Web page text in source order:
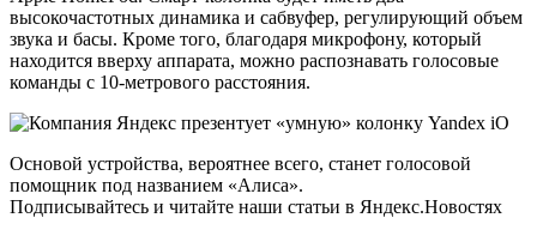
высокочастотных динамика и сабвуфер, регулирующий объем
звука и басы. Кроме того, благодаря микрофону, который
находится вверху аппарата, можно распознавать голосовые
команды с 10-метрового расстояния.
Основой устройства, вероятнее всего, станет голосовой
помощник под названием «Алиса».
Подписывайтесь и читайте наши статьи в Яндекс.Новостях